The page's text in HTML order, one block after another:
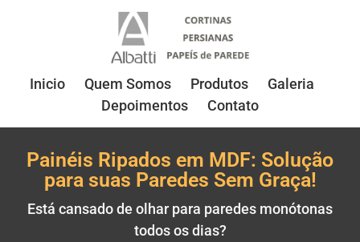
Inicio Quem Somos Produtos
Galeria
Depoimentos
Contato
Painéis Ripados em MDF: Solução
para suas Paredes Sem Graça!
Está cansado de olhar para paredes monótonas
todos os dias?